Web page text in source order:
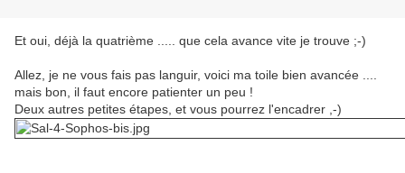
Et oui, déjà la quatrième ..... que cela avance vite je trouve ;-)
Allez, je ne vous fais pas languir, voici ma toile bien avancée ....
mais bon, il faut encore patienter un peu !
Deux autres petites étapes, et vous pourrez l'encadrer ,-)